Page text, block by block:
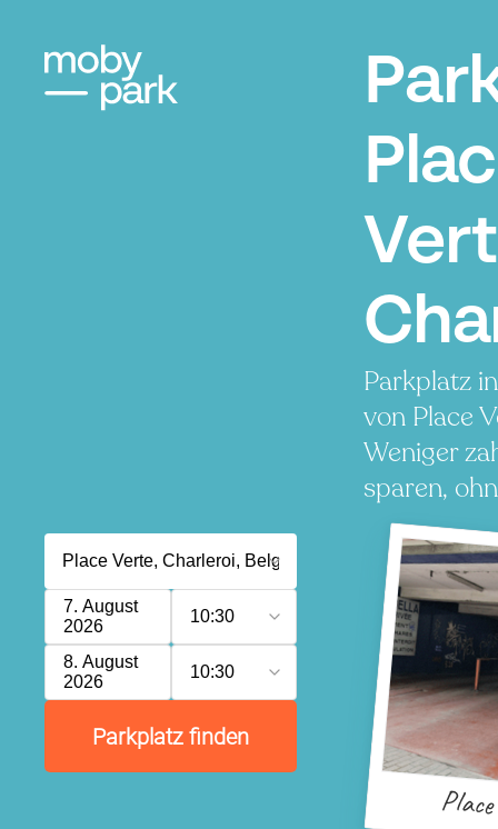
Parkplatz
von Place
Weniger
sparen,
7. August
2026
10:30
8. August
2026
10:30
Parkplatz finden